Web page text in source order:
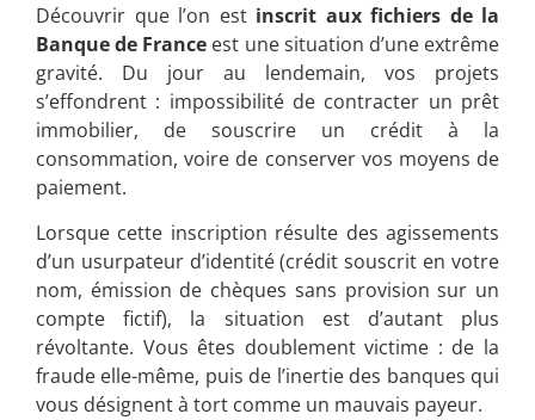
Découvrir que l’on est inscrit aux fichiers de la
Banque de France est une situation d’une extrême
gravité. Du jour au lendemain, vos projets
s’effondrent : impossibilité de contracter un prêt
immobilier, de souscrire un crédit à la
consommation, voire de conserver vos moyens de
paiement.
Lorsque cette inscription résulte des agissements
d’un usurpateur d’identité (crédit souscrit en votre
nom, émission de chèques sans provision sur un
compte fictif), la situation est d’autant plus
révoltante. Vous êtes doublement victime : de la
fraude elle-même, puis de l’inertie des banques qui
vous désignent à tort comme un mauvais payeur.